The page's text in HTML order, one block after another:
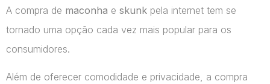
A compra de maconha e skunk pela internet tem se
tornado uma opção cada vez mais popular para os
consumidores.
Além de oferecer comodidade e privacidade, a compra